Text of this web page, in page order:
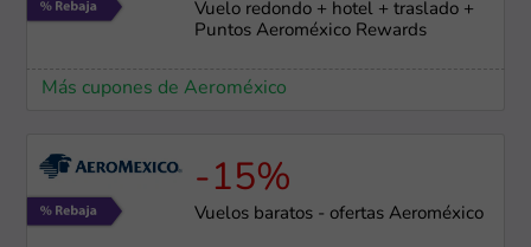
Vuelo redondo + hotel + traslado +
Puntos Aeroméxico Rewards
Más cupones de Aeroméxico
-15%
Vuelos baratos - ofertas Aeroméxico